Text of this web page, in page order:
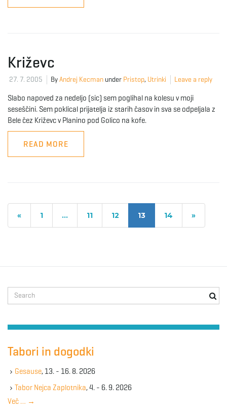
Križevc
27. 7. 2005 ByAndrej Kecman under Pristop, Utrinki Leave a reply
Slabo napoved za nedeljo (sic) sem poglihal na kolesu v moji
seseščini. Sem poklical prijatelja iz starih časov in sva se odpeljala z
Bele čez Križevc v Planino pod Golico na kofe.
READ MORE
« 1 … 11 12 13 14 »
e
r
h
e
w
o
Tabori in dogodki
Gesause, 13. - 16. 8. 2026
Tabor Nejca Zaplotnika, 4. - 6. 9. 2026
Več … →